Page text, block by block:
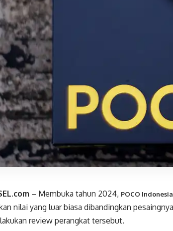
– Membuka tahun 2024, POCO Indonesia
nilai yang luar biasa dibandingkan
review perangkat tersebut.